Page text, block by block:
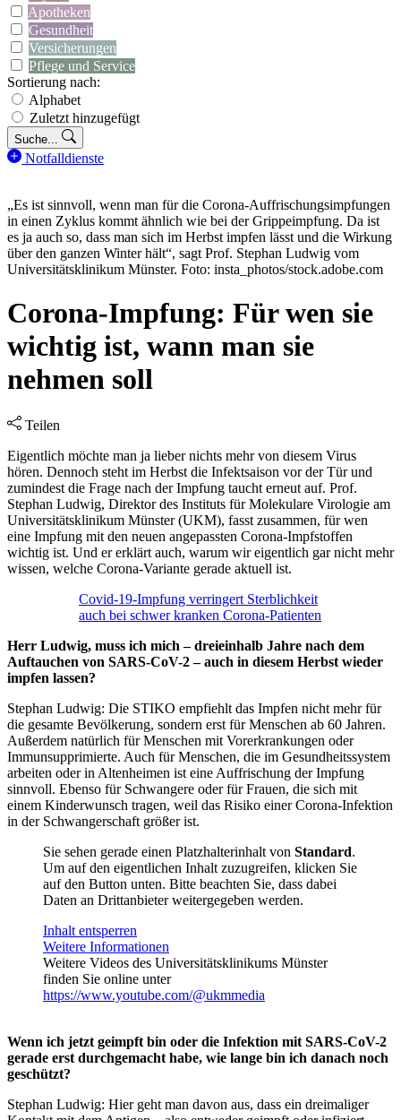
Apotheken
Gesundheit
Versicherungen
Pflege und Service
Sortierung nach:
Alphabet
Zuletzt hinzugefügt
Suche...
Notfalldienste
„Es ist sinnvoll, wenn man für die Corona-Auffrischungsimpfungen
in einen Zyklus kommt ähnlich wie bei der Grippeimpfung. Da ist
es ja auch so, dass man sich im Herbst impfen lässt und die Wirkung
über den ganzen Winter hält“, sagt Prof. Stephan Ludwig vom
Universitätsklinikum Münster. Foto: insta_photos/stock.adobe.com
Corona-Impfung: Für wen sie
wichtig ist, wann man sie
nehmen soll
Teilen
Eigentlich möchte man ja lieber nichts mehr von diesem Virus
hören. Dennoch steht im Herbst die Infektsaison vor der Tür und
zumindest die Frage nach der Impfung taucht erneut auf. Prof.
Stephan Ludwig, Direktor des Instituts für Molekulare Virologie am
Universitätsklinikum Münster (UKM), fasst zusammen, für wen
eine Impfung mit den neuen angepassten Corona-Impfstoffen
wichtig ist. Und er erklärt auch, warum wir eigentlich gar nicht mehr
wissen, welche Corona-Variante gerade aktuell ist.
Covid-19-Impfung verringert Sterblichkeit
auch bei schwer kranken Corona-Patienten
Herr Ludwig, muss ich mich – dreieinhalb Jahre nach dem
Auftauchen von SARS-CoV-2 – auch in diesem Herbst wieder
impfen lassen?
Stephan Ludwig: Die STIKO empfiehlt das Impfen nicht mehr für
die gesamte Bevölkerung, sondern erst für Menschen ab 60 Jahren.
Außerdem natürlich für Menschen mit Vorerkrankungen oder
Immunsupprimierte. Auch für Menschen, die im Gesundheitssystem
arbeiten oder in Altenheimen ist eine Auffrischung der Impfung
sinnvoll. Ebenso für Schwangere oder für Frauen, die sich mit
einem Kinderwunsch tragen, weil das Risiko einer Corona-Infektion
in der Schwangerschaft größer ist.
Sie sehen gerade einen Platzhalterinhalt von Standard.
Um auf den eigentlichen Inhalt zuzugreifen, klicken Sie
auf den Button unten. Bitte beachten Sie, dass dabei
Daten an Drittanbieter weitergegeben werden.
Inhalt entsperren
Weitere Informationen
Weitere Videos des Universitätsklinikums Münster
finden Sie online unter
https://www.youtube.com/@ukmmedia
Wenn ich jetzt geimpft bin oder die Infektion mit SARS-CoV-2
gerade erst durchgemacht habe, wie lange bin ich danach noch
geschützt?
Stephan Ludwig: Hier geht man davon aus, dass ein dreimaliger